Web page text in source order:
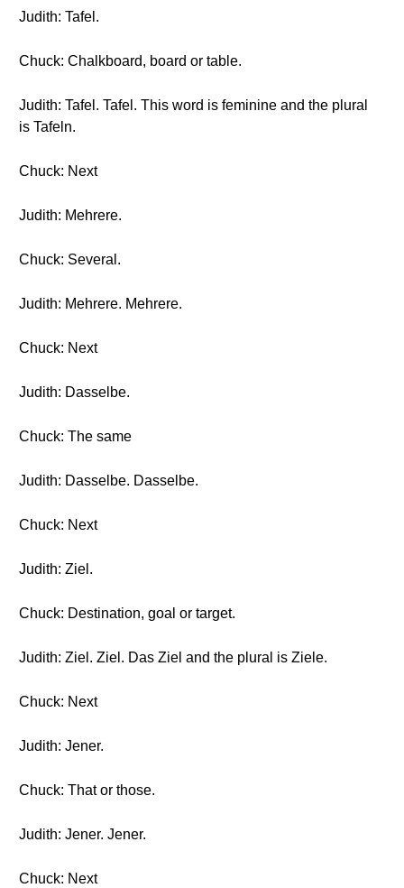
Judith: Tafel.
Chuck: Chalkboard, board or table.
Judith: Tafel. Tafel. This word is feminine and the plural
is Tafeln.
Chuck: Next
Judith: Mehrere.
Chuck: Several.
Judith: Mehrere. Mehrere.
Chuck: Next
Judith: Dasselbe.
Chuck: The same
Judith: Dasselbe. Dasselbe.
Chuck: Next
Judith: Ziel.
Chuck: Destination, goal or target.
Judith: Ziel. Ziel. Das Ziel and the plural is Ziele.
Chuck: Next
Judith: Jener.
Chuck: That or those.
Judith: Jener. Jener.
Chuck: Next